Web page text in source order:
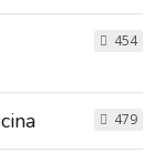
454
479